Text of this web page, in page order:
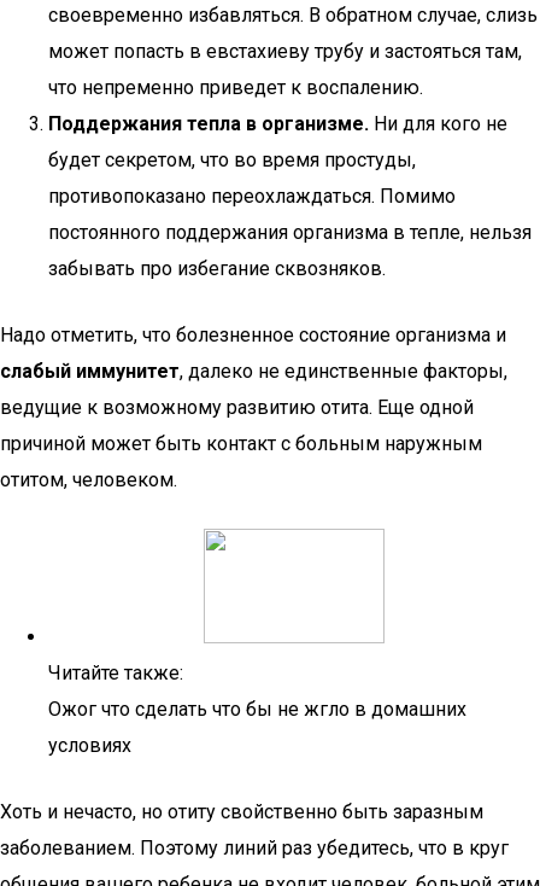
своевременно избавляться. В обратном случае, слизь
может попасть в евстахиеву трубу и застояться там,
что непременно приведет к воспалению.
Поддержания тепла в организме. Ни для кого не
будет секретом, что во время простуды,
противопоказано переохлаждаться. Помимо
постоянного поддержания организма в тепле, нельзя
забывать про избегание сквозняков.
Надо отметить, что болезненное состояние организма и
слабый иммунитет, далеко не единственные факторы,
ведущие к возможному развитию отита. Еще одной
причиной может быть контакт с больным наружным
отитом, человеком.
Читайте также:
Ожог что сделать что бы не жгло в домашних
условиях
Хоть и нечасто, но отиту свойственно быть заразным
заболеванием. Поэтому линий раз убедитесь, что в круг